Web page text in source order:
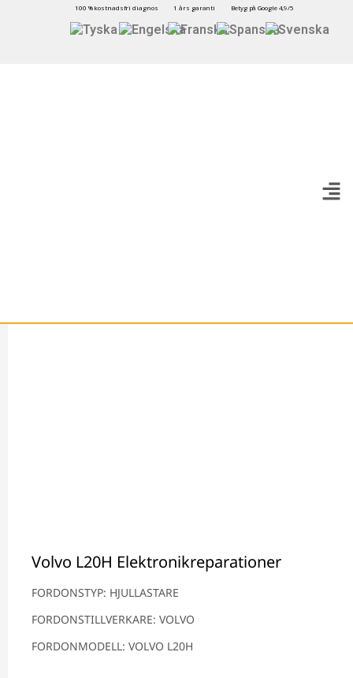
100 % kostnadsfri diagnos 1 års garanti Betyg på Google 4,9/5
Volvo L20H Elektronikreparationer
FORDONSTYP: HJULLASTARE
FORDONSTILLVERKARE: VOLVO
FORDONMODELL: VOLVO L20H